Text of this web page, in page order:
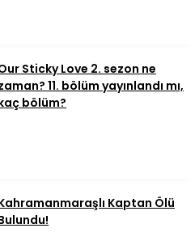
Sticky Love 2. sezon ne
11. bölüm yayınlandı mı,
bölüm?
Kaptan Ölü